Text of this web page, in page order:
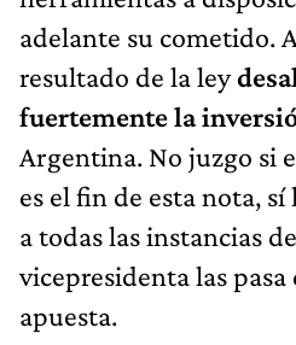
adelante su cometido.
resultado de la ley
fuertemente la
Argentina. No juzgo si
es el fin de esta nota,
a todas las instancias
vicepresidenta las
apuesta.